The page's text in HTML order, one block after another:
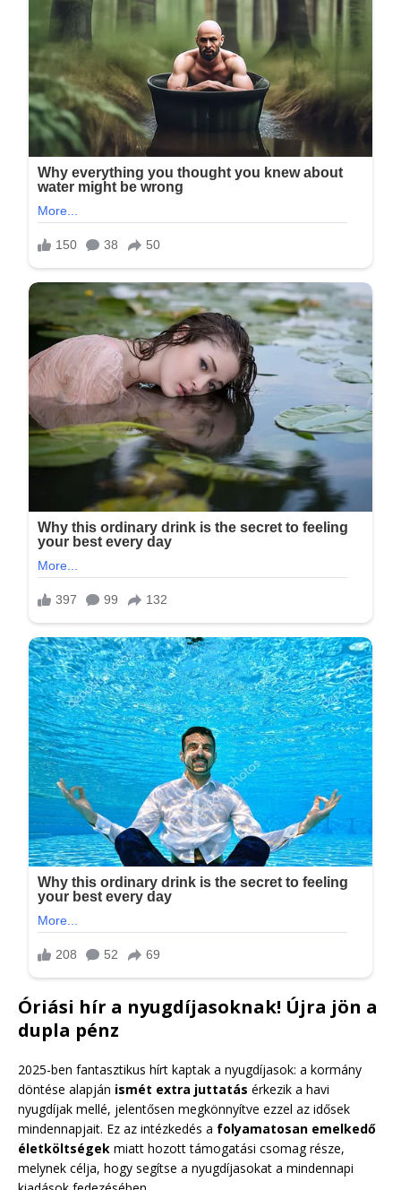
Óriási hír a nyugdíjasoknak! Újra jön a
dupla pénz
2025-ben fantasztikus hírt kaptak a nyugdíjasok: a kormány
döntése alapján ismét extra juttatás érkezik a havi
nyugdíjak mellé, jelentősen megkönnyítve ezzel az idősek
mindennapjait. Ez az intézkedés a folyamatosan emelkedő
életköltségek miatt hozott támogatási csomag része,
melynek célja, hogy segítse a nyugdíjasokat a mindennapi